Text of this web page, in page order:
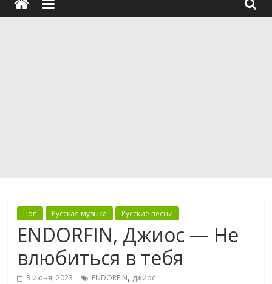
Поп Русская музыка Русские песни
ENDORFIN, Джиос — Не
влюбиться в тебя
3 июня, 2023 ENDORFIN, джиос